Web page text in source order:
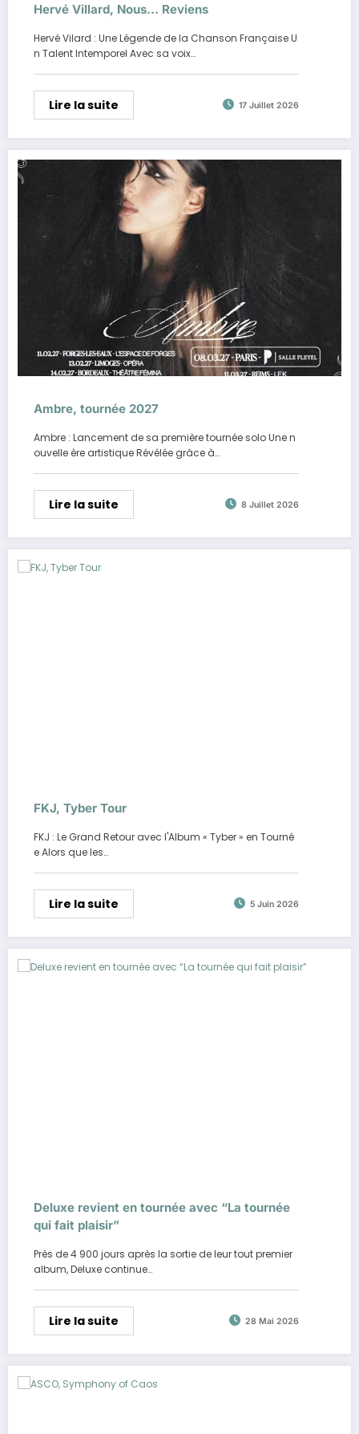
Hervé Villard, Nous… Reviens
Hervé Vilard : Une Légende de la Chanson Française U
n Talent Intemporel Avec sa voix…
Lire la suite 17 Juillet 2026
Ambre, tournée 2027
Ambre : Lancement de sa première tournée solo Une n
ouvelle ère artistique Révélée grâce à…
Lire la suite 8 Juillet 2026
FKJ, Tyber Tour
FKJ : Le Grand Retour avec l'Album « Tyber » en Tourné
e Alors que les…
Lire la suite 5 Juin 2026
Deluxe revient en tournée avec “La tournée
qui fait plaisir”
Près de 4 900 jours après la sortie de leur tout premier
album, Deluxe continue…
Lire la suite 28 Mai 2026